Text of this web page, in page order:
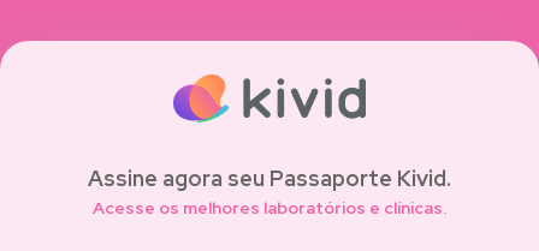
Assine agora seu Passaporte Kivid.
Acesse os melhores laboratórios e clínicas.